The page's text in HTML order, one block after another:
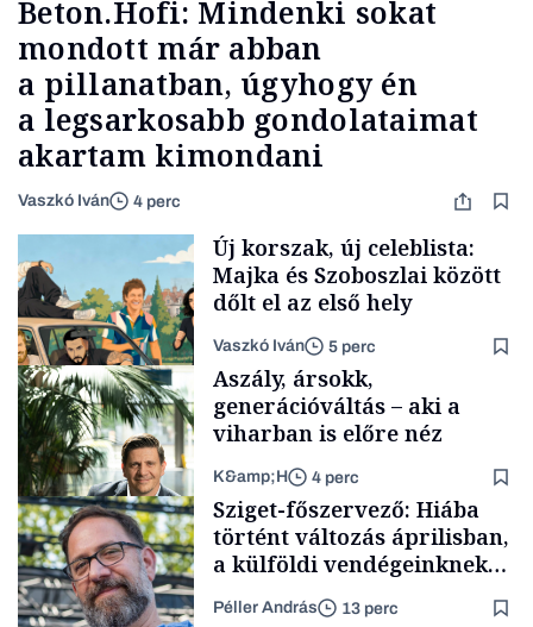
Beton.Hofi: Mindenki sokat
mondott már abban
a pillanatban, úgyhogy én
a legsarkosabb gondolataimat
akartam kimondani
Vaszkó Iván 4 perc
Lista
Új korszak, új celeblista:
Majka és Szoboszlai között
dőlt el az első hely
Vaszkó Iván 5 perc
TÁMOGATÓI
Aszály, ársokk,
generációváltás – aki a
viharban is előre néz
K&amp;H 4 perc
Sziget-főszervező: Hiába
történt változás áprilisban,
a külföldi vendégeinknek
idő kell, hogy új képet
alakítsanak ki
Péller András 13 perc